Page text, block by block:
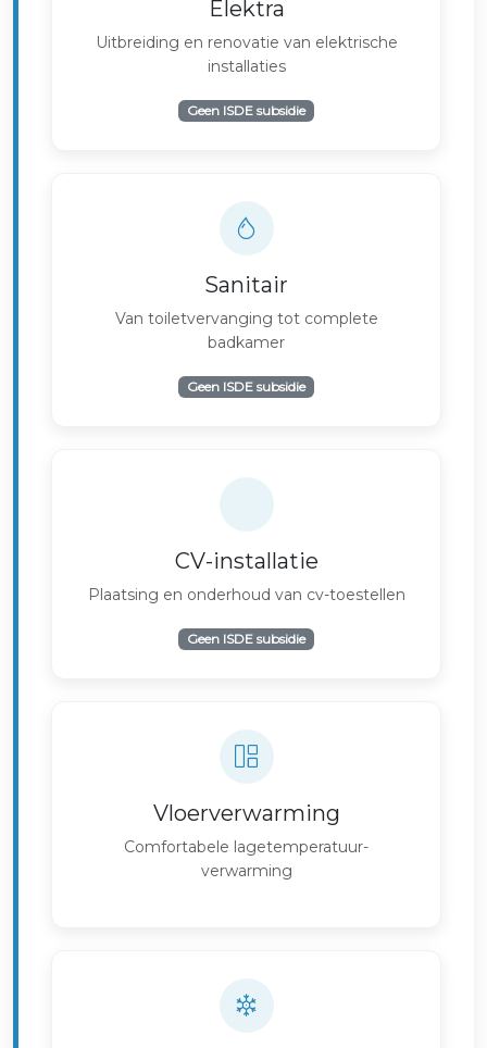
Elektra
Uitbreiding en renovatie van elektrische
installaties
Geen ISDE subsidie
Sanitair
Van toiletvervanging tot complete
badkamer
Geen ISDE subsidie
CV-installatie
Plaatsing en onderhoud van cv-toestellen
Geen ISDE subsidie
Vloerverwarming
Comfortabele lagetemperatuur-
verwarming